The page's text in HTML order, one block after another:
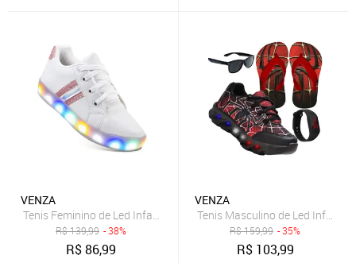
VENZA
Tenis Feminino de Led Infantil Glitter Moda Bloguerinha Meninas
R$139,99 - 38%
R$86,99
VENZA
Tenis Masculino de Led Infantil
R$159,99 - 35%
R$ 103,99